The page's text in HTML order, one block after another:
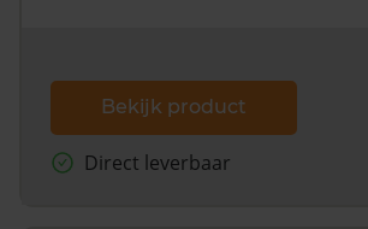
Bekijk product
Direct leverbaar